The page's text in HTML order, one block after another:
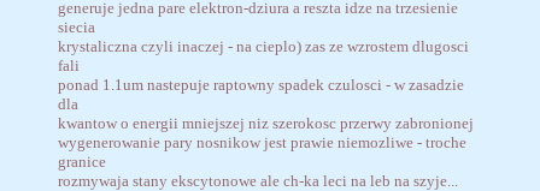
generuje jedna pare elektron-dziura a reszta idze na trzesienie
siecia
krystaliczna czyli inaczej - na cieplo) zas ze wzrostem dlugosci
fali
ponad 1.1um nastepuje raptowny spadek czulosci - w zasadzie
dla
kwantow o energii mniejszej niz szerokosc przerwy zabronionej
wygenerowanie pary nosnikow jest prawie niemozliwe - troche
granice
rozmywaja stany ekscytonowe ale ch-ka leci na leb na szyje...